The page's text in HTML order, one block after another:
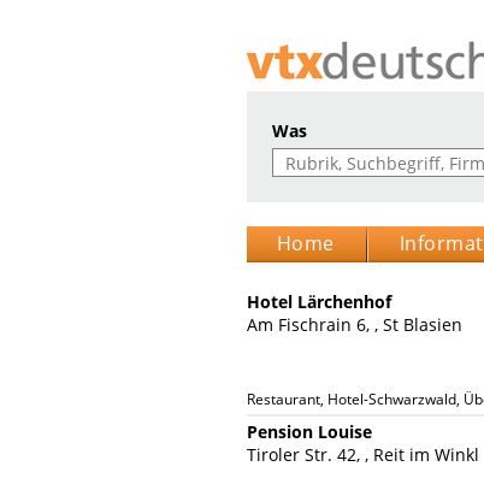
Was
Home
Hotel Lärchenhof
Am Fischrain 6, , St Blasien
Restaurant, Hotel-Schwarzwald,
Pension Louise
Tiroler Str. 42, , Reit im Winkl